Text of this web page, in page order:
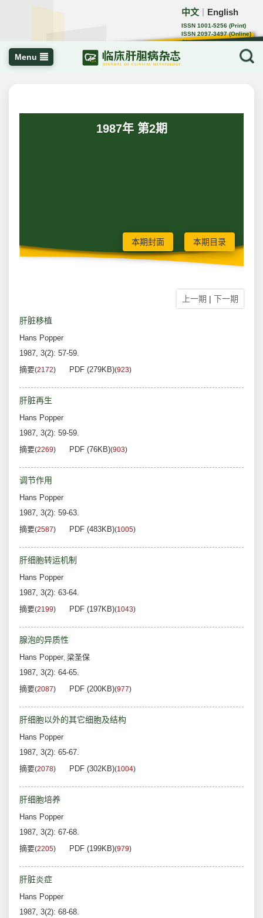
中文 English
ISSN 1001-5256 (Print)
ISSN 2097-3497 (Online)
CN 22-1108/R
Menu
1987年 第2期
本期封面 本期目录
上一期 | 下一期
肝脏移植
Hans Popper
1987, 3(2): 57-59.
摘要(2172) PDF (279KB)(923)
肝脏再生
Hans Popper
1987, 3(2): 59-59.
摘要(2269) PDF (76KB)(903)
调节作用
Hans Popper
1987, 3(2): 59-63.
摘要(2587) PDF (483KB)(1005)
肝细胞转运机制
Hans Popper
1987, 3(2): 63-64.
摘要(2199) PDF (197KB)(1043)
腺泡的异质性
Hans Popper, 梁圣保
1987, 3(2): 64-65.
摘要(2087) PDF (200KB)(977)
肝细胞以外的其它细胞及结构
Hans Popper
1987, 3(2): 65-67.
摘要(2078) PDF (302KB)(1004)
肝细胞培养
Hans Popper
1987, 3(2): 67-68.
摘要(2205) PDF (199KB)(979)
肝脏炎症
Hans Popper
1987, 3(2): 68-68.